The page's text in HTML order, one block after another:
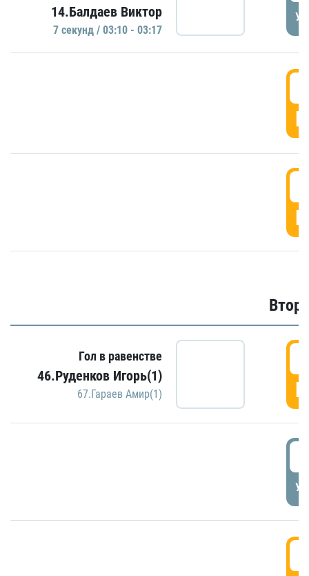
14.Балдаев Виктор
7 секунд / 03:10 - 03:17
Гол в равенстве
46.Руденков Игорь(1)
67.Гараев Амир(1)